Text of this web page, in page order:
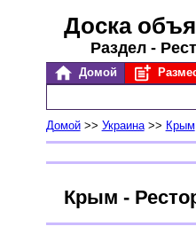
Доска
Раздел -
Домой
Домой>> Украина>> Крым
Крым -